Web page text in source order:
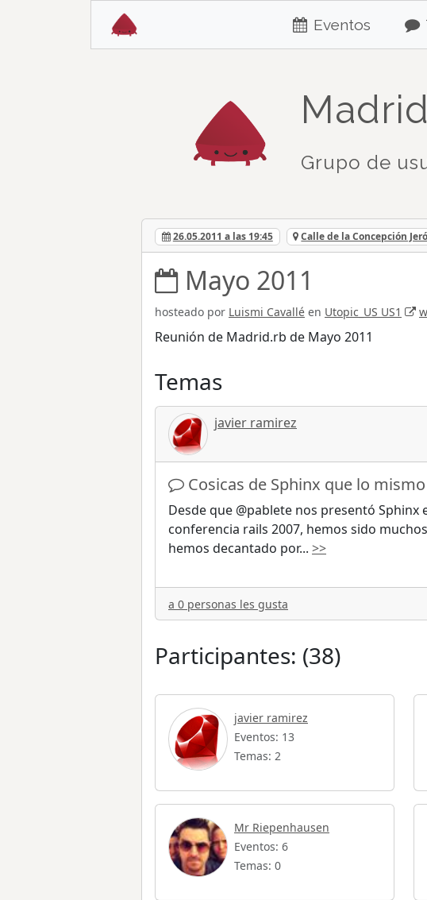
Eventos
Grupo de
26.05.2011 a las 19:45 Calle de la Concepción
Mayo 2011
hosteado por Luismi Cavallé en Utopic_US US1
Reunión de Madrid.rb de Mayo 2011
Temas
javier ramirez
Cosicas de Sphinx que lo
Desde que @pablete nos presentó Sphinx
conferencia rails 2007, hemos sido
hemos decantado por... >>
a 0 personas les gusta
Participantes: (38)
javier ramirez
Eventos: 13
Temas: 2
Mr Riepenhausen
Eventos: 6
Temas: 0